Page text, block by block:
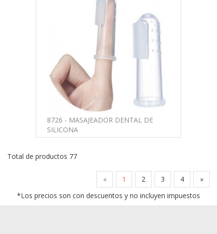
8726 - MASAJEADOR DENTAL DE
SILICONA
Total de productos 77
« 1 2 3 4
»
*Los precios son con descuentos y no incluyen impuestos